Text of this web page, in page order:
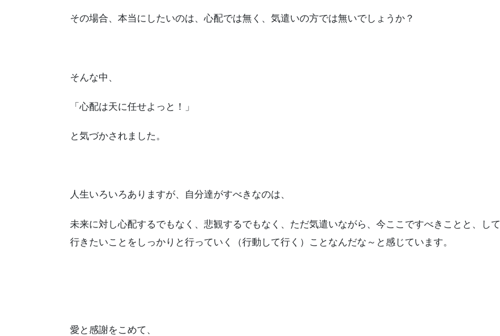
その場合、本当にしたいのは、心配では無く、気遣いの方では無いでしょうか？
そんな中、
「心配は天に任せよっと！」
と気づかされました。
人生いろいろありますが、自分達がすべきなのは、
未来に対し心配するでもなく、悲観するでもなく、ただ気遣いながら、今ここですべきことと、して
行きたいことをしっかりと行っていく（行動して行く）ことなんだな～と感じています。
愛と感謝をこめて、